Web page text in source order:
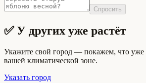
Спросить
✅ У других уже растёт
Укажите свой город — покажем, что уже
вашей климатической зоне.
Указать город